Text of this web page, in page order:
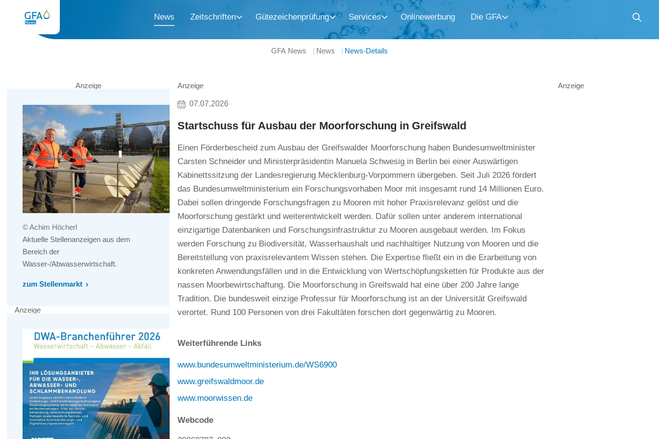
News Zeitschriften Gütezeichenprüfung Services Onlinewerbung Die GFA
GFA News News News-Details
Anzeige
07.07.2026
Startschuss für Ausbau der Moorforschung in Greifswald
Einen Förderbescheid zum Ausbau der Greifswalder Moorforschung haben Bundesumweltminister
Carsten Schneider und Ministerpräsidentin Manuela Schwesig in Berlin bei einer Auswärtigen
Kabinettssitzung der Landesregierung Mecklenburg-Vorpommern übergeben. Seit Juli 2026 fördert
das Bundesumweltministerium ein Forschungsvorhaben Moor mit insgesamt rund 14 Millionen Euro.
Dabei sollen dringende Forschungsfragen zu Mooren mit hoher Praxisrelevanz gelöst und die
Moorforschung gestärkt und weiterentwickelt werden. Dafür sollen unter anderem international
einzigartige Datenbanken und Forschungsinfrastruktur zu Mooren ausgebaut werden. Im Fokus
werden Forschung zu Biodiversität, Wasserhaushalt und nachhaltiger Nutzung von Mooren und die
Bereitstellung von praxisrelevantem Wissen stehen. Die Expertise fließt ein in die Erarbeitung von
konkreten Anwendungsfällen und in die Entwicklung von Wertschöpfungsketten für Produkte aus der
nassen Moorbewirtschaftung. Die Moorforschung in Greifswald hat eine über 200 Jahre lange
Tradition. Die bundesweit einzige Professur für Moorforschung ist an der Universität Greifswald
verortet. Rund 100 Personen von drei Fakultäten forschen dort gegenwärtig zu Mooren.
Weiterführende Links
www.bundesumweltministerium.de/WS6900
www.greifswaldmoor.de
www.moorwissen.de
Webcode
Anzeige
© Achim Höcherl
Aktuelle Stellenanzeigen aus dem
Bereich der
Wasser-/Abwasserwirtschaft.
zum Stellenmarkt
Anzeige
Anzeige